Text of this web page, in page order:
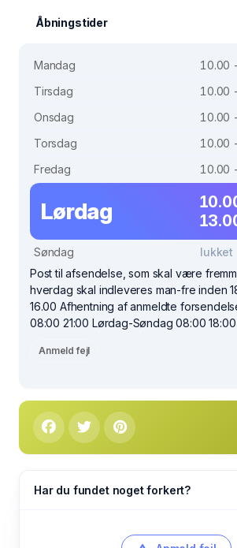
Åbningstider
Mandag
10.00
Tirsdag
10.00
Onsdag
10.00
Torsdag
10.00
Fredag
10.00
Lørdag
Søndag
lukket
Post til afsendelse, som skal være
hverdag skal indleveres man-fre inden
16.00 Afhentning af anmeldte
08:00 21:00 Lørdag-Søndag 08:00 18:00
Anmeld fejl
Har du fundet noget forkert?